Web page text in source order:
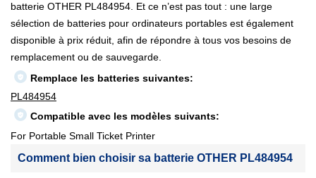
batterie OTHER PL484954. Et ce n’est pas tout : une large
sélection de batteries pour ordinateurs portables est également
disponible à prix réduit, afin de répondre à tous vos besoins de
remplacement ou de sauvegarde.
Remplace les batteries suivantes:
PL484954
Compatible avec les modèles suivants:
For Portable Small Ticket Printer
Comment bien choisir sa batterie OTHER PL484954